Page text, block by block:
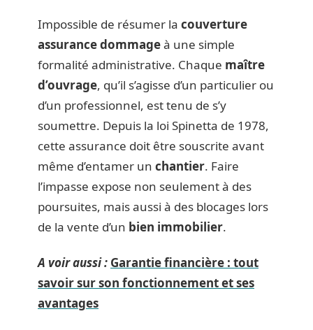
Impossible de résumer la couverture
assurance dommageà une simple
formalité administrative. Chaque maître
d’ouvrage, qu’il s’agisse d’un particulier ou
d’un professionnel, est tenu de s’y
soumettre. Depuis la loi Spinetta de 1978,
cette assurance doit être souscrite avant
même d’entamer un chantier. Faire
l’impasse expose non seulement à des
poursuites, mais aussi à des blocages lors
de la vente d’un bien immobilier.
A voir aussi : Garantie financière : tout
savoir sur son fonctionnement et ses
avantages